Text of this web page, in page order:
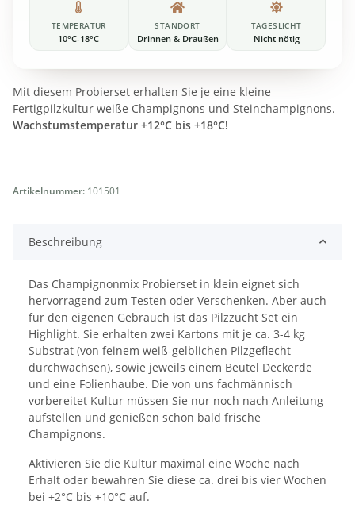
Artikelnummer: 101501
TEMPERATUR
10°C-18°C
STANDORT
Drinnen & Draußen
TAGESLICHT
Nicht nötig
Mit diesem Probierset erhalten Sie je eine kleine
Fertigpilzkultur weiße Champignons und Steinchampignons.
Wachstumstemperatur +12°C bis +18°C!
Beschreibung
Das Champignonmix Probierset in klein eignet sich
hervorragend zum Testen oder Verschenken. Aber auch
für den eigenen Gebrauch ist das Pilzzucht Set ein
Highlight. Sie erhalten zwei Kartons mit je ca. 3-4 kg
Substrat (von feinem weiß-gelblichen Pilzgeflecht
durchwachsen), sowie jeweils einem Beutel Deckerde
und eine Folienhaube. Die von uns fachmännisch
vorbereitet Kultur müssen Sie nur noch nach Anleitung
aufstellen und genießen schon bald frische
Champignons.
Aktivieren Sie die Kultur maximal eine Woche nach
Erhalt oder bewahren Sie diese ca. drei bis vier Wochen
bei +2°C bis +10°C auf.